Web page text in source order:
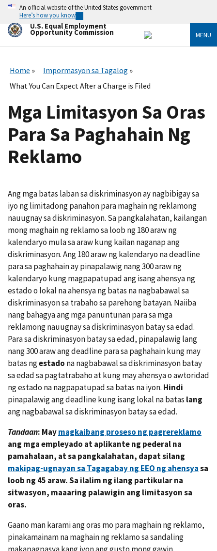
Skip
main
content
An official website of the United States government
Here’s how you know
U.S. Equal Employment
Opportunity Commission MENU
Home
Impormasyon sa Tagalog
What You Can Expect After a Charge is Filed
Mga Limitasyon Sa Oras
Para Sa Paghahain Ng
Reklamo
Ang mga batas laban sa diskriminasyon ay nagbibigay sa
iyo ng limitadong panahon para maghain ng reklamong
nauugnay sa diskriminasyon. Sa pangkalahatan, kailangan
mong maghain ng reklamo sa loob ng 180 araw ng
kalendaryo mula sa araw kung kailan naganap ang
diskriminasyon. Ang 180 araw ng kalendaryo na deadline
para sa paghahain ay pinapalawig nang 300 araw ng
kalendaryo kung magpapatupad ang isang ahensya ng
estado o lokal na ahensya ng batas na nagbabawal sa
diskriminasyon sa trabaho sa parehong batayan. Naiiba
nang bahagya ang mga panuntunan para sa mga
reklamong nauugnay sa diskriminasyon batay sa edad.
Para sa diskriminasyon batay sa edad, pinapalawig lang
nang 300 araw ang deadline para sa paghahain kung may
batas ngestado na nagbabawal sa diskriminasyon batay
sa edad sa pagtatrabaho at kung may ahensya o awtoridad
ng estado na nagpapatupad sa batas na iyon. Hindi
pinapalawig ang deadline kung isang lokal na batas lang
ang nagbabawal sa diskriminasyon batay sa edad.
Tandaan: Maymagkaibang proseso ng pagrereklamo
ang mga empleyado at aplikante ng pederal na
pamahalaan, at sa pangkalahatan, dapat silang
makipag-ugnayan sa Tagagabay ng EEO ng ahensyasa
loob ng 45 araw. Sa ilalim ng ilang partikular na
sitwasyon, maaaring palawigin ang limitasyon sa
oras.
Gaano man karami ang oras mo para maghain ng reklamo,
pinakamainam na maghain ng reklamo sa sandaling